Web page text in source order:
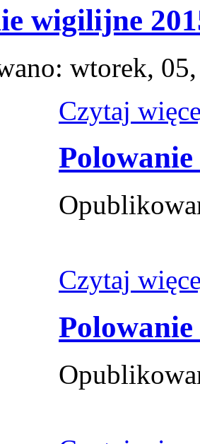
wigilijne
wtorek,
Czytaj
Polowanie
Czytaj
Polowanie